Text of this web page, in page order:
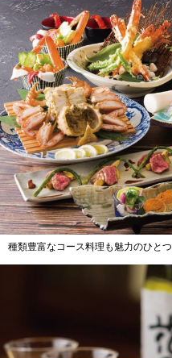
種類豊富なコース料理も魅力のひとつ